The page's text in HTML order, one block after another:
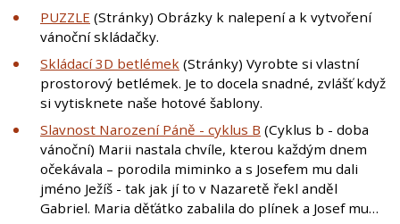
PUZZLE (Stránky) Obrázky k nalepení a k vytvoření
vánoční skládačky.
Skládací 3D betlémek (Stránky) Vyrobte si vlastní
prostorový betlémek. Je to docela snadné, zvlášť když
si vytisknete naše hotové šablony.
Slavnost Narození Páně - cyklus B (Cyklus b - doba
vánoční) Marii nastala chvíle, kterou každým dnem
očekávala – porodila miminko a s Josefem mu dali
jméno Ježíš - tak jak jí to v Nazaretě řekl anděl
Gabriel. Maria děťátko zabalila do plínek a Josef mu…